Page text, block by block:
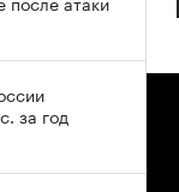
за год